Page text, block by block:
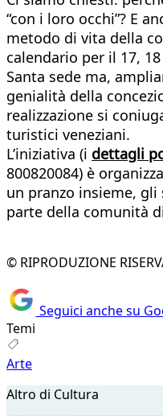
“con i loro occhi”? E
metodo di vita della
calendario per il 17,
Santa sede ma,
genialità della
realizzazione si
turistici veneziani.
L’iniziativa (i dettagli
800820084) è
un pranzo insieme,
parte della comunità
© RIPRODUZIONE
Seguici anche su
Temi
Arte
Altro di Cultura